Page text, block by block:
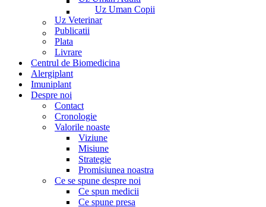
Uz Uman Copii
Uz Veterinar
Publicatii
Plata
Livrare
Centrul de Biomedicina
Alergiplant
Imuniplant
Despre noi
Contact
Cronologie
Valorile noaste
Viziune
Misiune
Strategie
Promisiunea noastra
Ce se spune despre noi
Ce spun medicii
Ce spune presa